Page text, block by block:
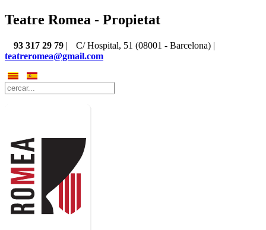
Teatre Romea - Propietat
93 317 29 79 |
C/ Hospital, 51 (08001 - Barcelona) |
teatreromea@gmail.com